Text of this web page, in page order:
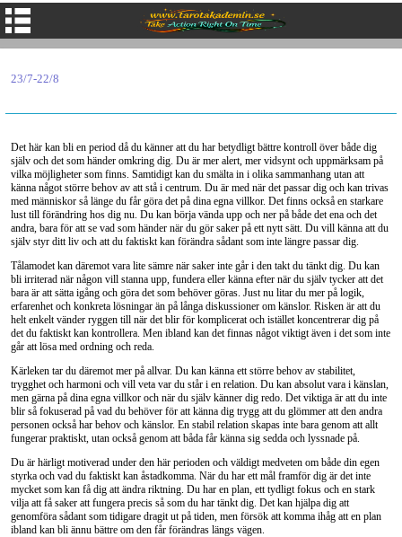
23/7-22/8
Det här kan bli en period då du känner att du har betydligt bättre kontroll över både dig
själv och det som händer omkring dig. Du är mer alert, mer vidsynt och uppmärksam på
vilka möjligheter som finns. Samtidigt kan du smälta in i olika sammanhang utan att
känna något större behov av att stå i centrum. Du är med när det passar dig och kan trivas
med människor så länge du får göra det på dina egna villkor. Det finns också en starkare
lust till förändring hos dig nu. Du kan börja vända upp och ner på både det ena och det
andra, bara för att se vad som händer när du gör saker på ett nytt sätt. Du vill känna att du
själv styr ditt liv och att du faktiskt kan förändra sådant som inte längre passar dig.
Tålamodet kan däremot vara lite sämre när saker inte går i den takt du tänkt dig. Du kan
bli irriterad när någon vill stanna upp, fundera eller känna efter när du själv tycker att det
bara är att sätta igång och göra det som behöver göras. Just nu litar du mer på logik,
erfarenhet och konkreta lösningar än på långa diskussioner om känslor. Risken är att du
helt enkelt vänder ryggen till när det blir för komplicerat och istället koncentrerar dig på
det du faktiskt kan kontrollera. Men ibland kan det finnas något viktigt även i det som inte
går att lösa med ordning och reda.
Kärleken tar du däremot mer på allvar. Du kan känna ett större behov av stabilitet,
trygghet och harmoni och vill veta var du står i en relation. Du kan absolut vara i känslan,
men gärna på dina egna villkor och när du själv känner dig redo. Det viktiga är att du inte
blir så fokuserad på vad du behöver för att känna dig trygg att du glömmer att den andra
personen också har behov och känslor. En stabil relation skapas inte bara genom att allt
fungerar praktiskt, utan också genom att båda får känna sig sedda och lyssnade på.
Du är härligt motiverad under den här perioden och väldigt medveten om både din egen
styrka och vad du faktiskt kan åstadkomma. När du har ett mål framför dig är det inte
mycket som kan få dig att ändra riktning. Du har en plan, ett tydligt fokus och en stark
vilja att få saker att fungera precis så som du har tänkt dig. Det kan hjälpa dig att
genomföra sådant som tidigare dragit ut på tiden, men försök att komma ihåg att en plan
ibland kan bli ännu bättre om den får förändras längs vägen.